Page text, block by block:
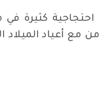
كثيرة
مع أعياد